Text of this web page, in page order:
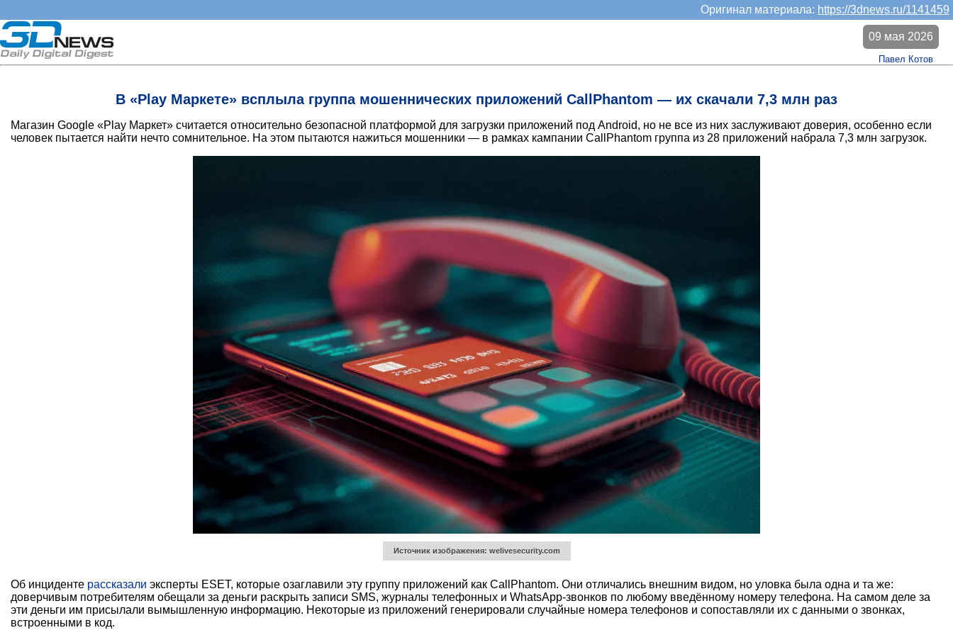
Оригинал материала: https://3dnews.ru/1141459
В «Play Маркете» всплыла группа мошеннических приложений CallPhantom — их скачали 7,3 млн раз
09 мая 2026
Павел Котов
Магазин Google «Play Маркет» считается относительно безопасной платформой для загрузки приложений под Android, но не все из них заслуживают доверия, особенно если
человек пытается найти нечто сомнительное. На этом пытаются нажиться мошенники — в рамках кампании CallPhantom группа из 28 приложений набрала 7,3 млн загрузок.
Источник изображения: welivesecurity.com
Об инциденте рассказали эксперты ESET, которые озаглавили эту группу приложений как CallPhantom. Они отличались внешним видом, но уловка была одна и та же:
доверчивым потребителям обещали за деньги раскрыть записи SMS, журналы телефонных и WhatsApp-звонков по любому введённому номеру телефона. На самом деле за
эти деньги им присылали вымышленную информацию. Некоторые из приложений генерировали случайные номера телефонов и сопоставляли их с данными о звонках,
встроенными в код.